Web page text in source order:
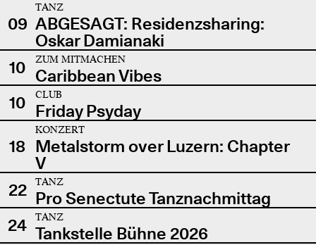
09
TANZ
ABGESAGT: Residenzsharing:
Oskar Damianaki
10
ZUM MITMACHEN
Caribbean Vibes
10
CLUB
Friday Psyday
18
KONZERT
Metalstorm over Luzern: Chapter
V
22
TANZ
Pro Senectute Tanznachmittag
24
TANZ
Tankstelle Bühne 2026